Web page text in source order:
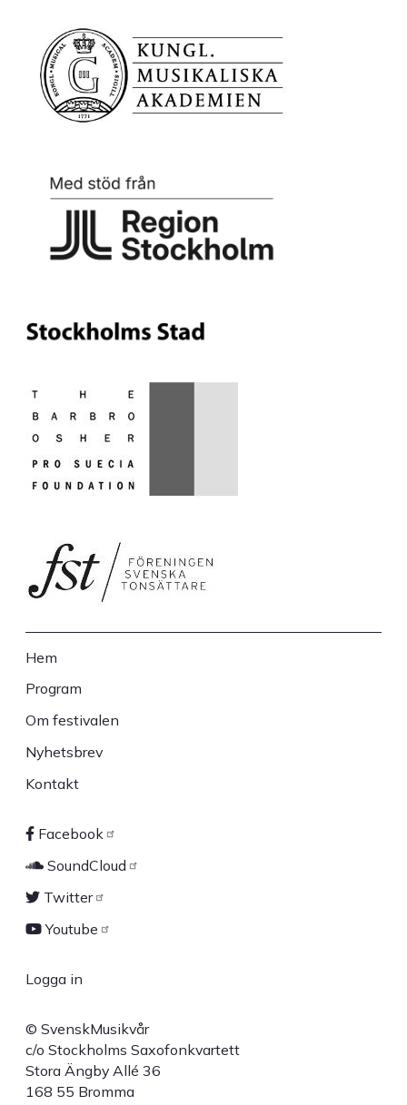
Sidfot
Hem
Program
Om festivalen
Nyhetsbrev
Kontakt
Sociala
länkar
Facebook
SoundCloud
Twitter
Youtube
account
menu
Logga in
© SvenskMusikvår
c/o Stockholms Saxofonkvartett
Stora Ängby Allé 36
168 55 Bromma